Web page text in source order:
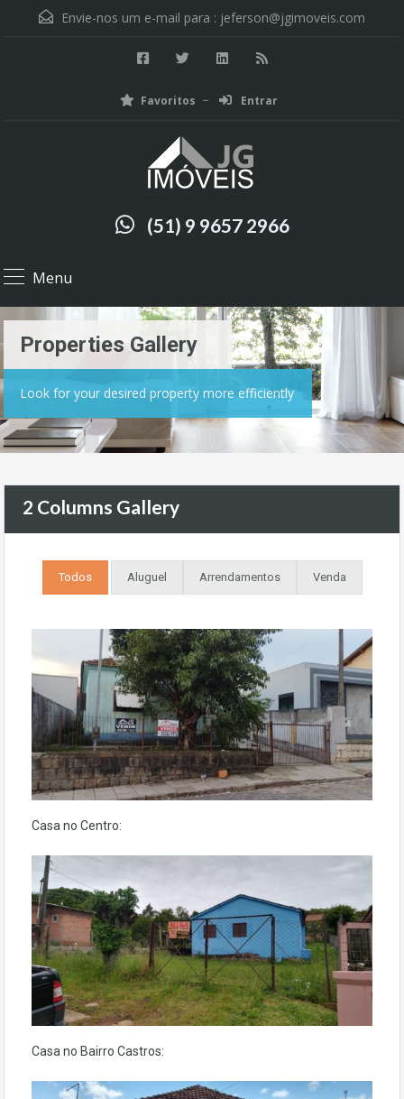
Envie-nos um e-mail para : jeferson@jgimoveis.com
Favoritos Entrar
(51) 9 9657 2966
Menu
Properties Gallery
Look for your desired property more efficiently
2 Columns Gallery
Todos Aluguel Arrendamentos Venda
Casa no Centro:
Casa no Bairro Castros: